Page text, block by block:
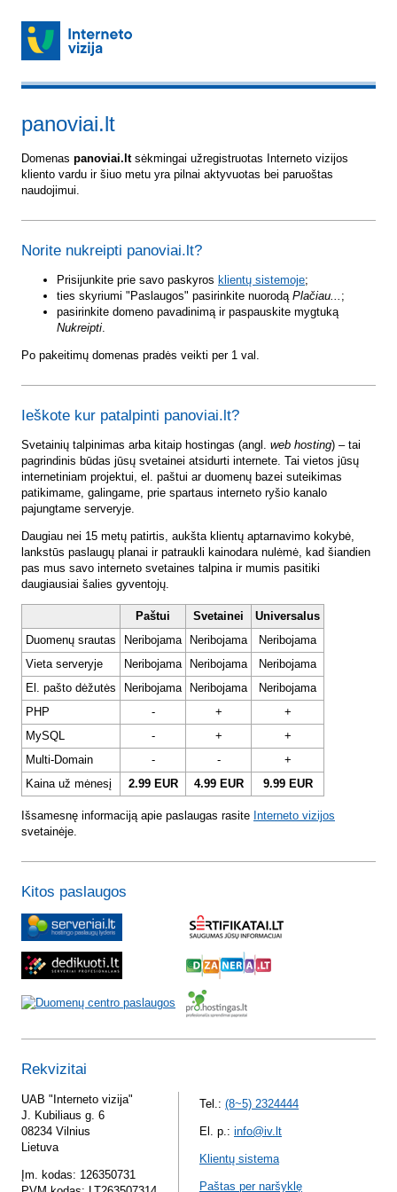
panoviai.lt
Domenas panoviai.ltsėkmingai užregistruotas Interneto vizijos
kliento vardu ir šiuo metu yra pilnai aktyvuotas bei paruoštas
naudojimui.
Norite nukreipti panoviai.lt?
Prisijunkite prie savo paskyros klientų sistemoje;
ties skyriumi "Paslaugos" pasirinkite nuorodą Plačiau... ;
pasirinkite domeno pavadinimą ir paspauskite mygtuką
Nukreipti.
Po pakeitimų domenas pradės veikti per 1 val.
Ieškote kur patalpinti panoviai.lt?
Svetainių talpinimas arba kitaip hostingas (angl. web hosting) – tai
pagrindinis būdas jūsų svetainei atsidurti internete. Tai vietos jūsų
internetiniam projektui, el. paštui ar duomenų bazei suteikimas
patikimame, galingame, prie spartaus interneto ryšio kanalo
pajungtame serveryje.
Daugiau nei 15 metų patirtis, aukšta klientų aptarnavimo kokybė,
lankstūs paslaugų planai ir patraukli kainodara nulėmė, kad šiandien
pas mus savo interneto svetaines talpina ir mumis pasitiki
daugiausiai šalies gyventojų.
Paštui Svetainei
Universalus
Duomenų srautas
Neribojama Neribojama
Neribojama
Vieta serveryje
Neribojama Neribojama
Neribojama
El. pašto dėžutės
Neribojama Neribojama
Neribojama
PHP
- +
+
MySQL
- +
+
Multi-Domain
- -
+
Kaina už mėnesį
2.99 EUR 4.99 EUR 9.99 EUR
Išsamesnę informaciją apie paslaugas rasite Interneto vizijos
svetainėje.
Kitos paslaugos
Rekvizitai
UAB "Interneto vizija"
J. Kubiliaus g. 6
08234 Vilnius
Lietuva
Įm. kodas: 126350731
Tel.: (8~5) 2324444
El. p.: info@iv.lt
Klientų sistema
Paštas per naršyklę